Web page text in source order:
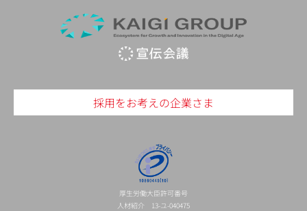
採用をお考えの企業さま
厚生労働大臣許可番号
人材紹介 13-ユ-040475